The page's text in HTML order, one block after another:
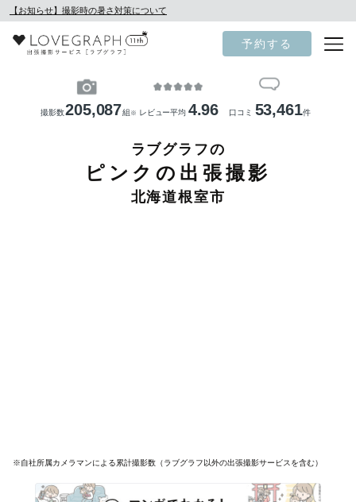
【お知らせ】撮影時の暑さ対策について
予約する
撮影数205,087組 ※ レビュー平均 4.96 口コミ 53,461件
ラブグラフの
ピンクの出張撮影
北海道根室市
※自社所属カメラマンによる累計撮影数（ラブグラフ以外の出張撮影サービスを含む）